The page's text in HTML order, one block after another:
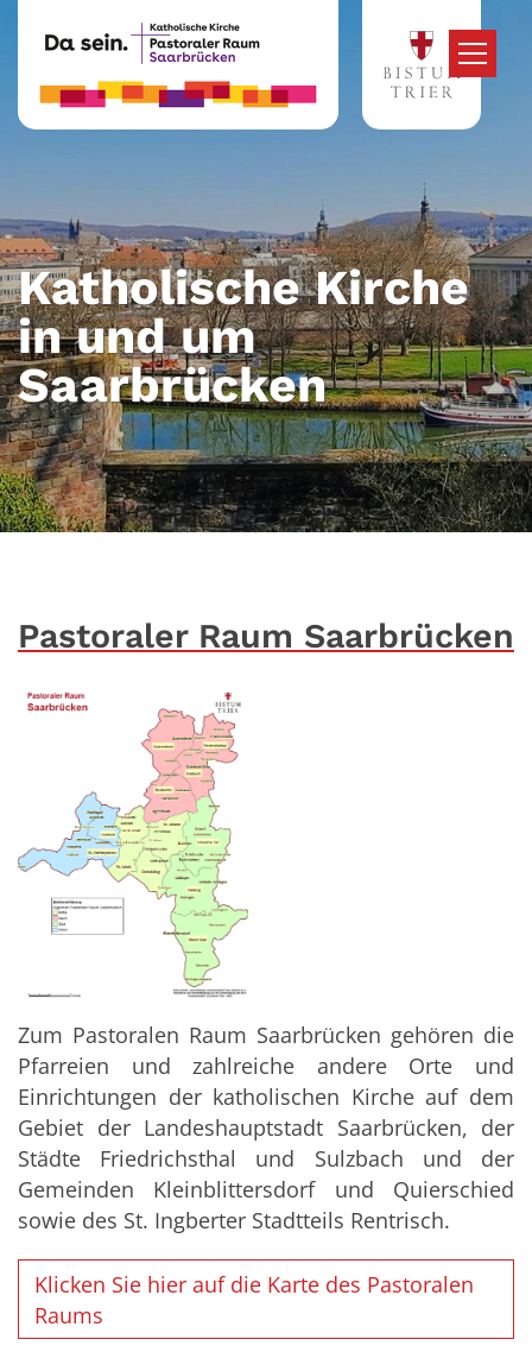
Katholische Kirche
in und um
Saarbrücken
Pastoraler Raum Saarbrücken
Zum Pastoralen Raum Saarbrücken gehören die
Pfarreien und zahlreiche andere Orte und
Einrichtungen der katholischen Kirche auf dem
Gebiet der Landeshauptstadt Saarbrücken, der
Städte Friedrichsthal und Sulzbach und der
Gemeinden Kleinblittersdorf und Quierschied
sowie des St. Ingberter Stadtteils Rentrisch.
Klicken Sie hier auf die Karte des Pastoralen
Raums